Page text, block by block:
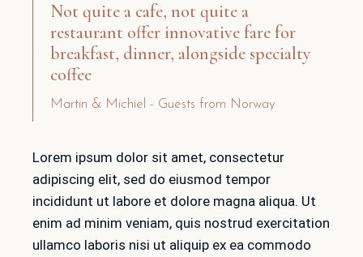
Not quite a cafe, not quite a
restaurant offer innovative fare for
breakfast, dinner, alongside specialty
coffee
Martin & Michiel - Guests from Norway
Lorem ipsum dolor sit amet, consectetur
adipiscing elit, sed do eiusmod tempor
incididunt ut labore et dolore magna aliqua. Ut
enim ad minim veniam, quis nostrud exercitation
ullamco laboris nisi ut aliquip ex ea commodo